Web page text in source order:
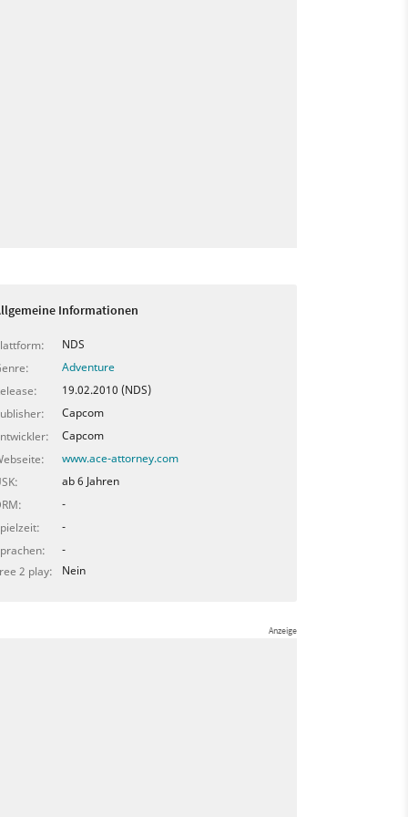
Informationen
NDS
Adventure
19.02.2010 (NDS)
Capcom
Capcom
www.ace-attorney.com
ab 6 Jahren
-
-
-
2 play:
Nein